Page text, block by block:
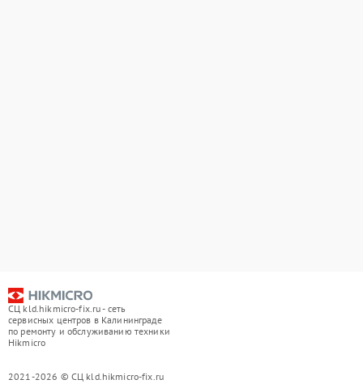
СЦ kld.hikmicro-fix.ru - сеть
сервисных центров в Калининграде
по ремонту и обслуживанию техники
Hikmicro
2021-2026 © СЦ kld.hikmicro-fix.ru